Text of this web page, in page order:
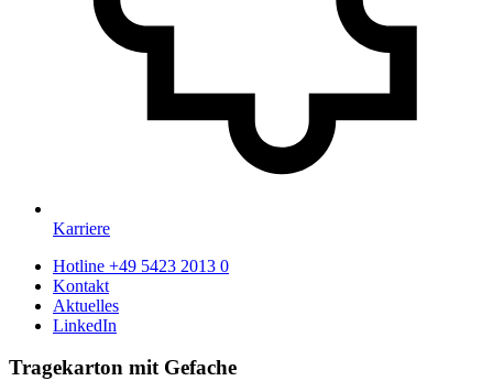
Karriere
Hotline +49 5423 2013 0
Kontakt
Aktuelles
LinkedIn
Tragekarton mit Gefache